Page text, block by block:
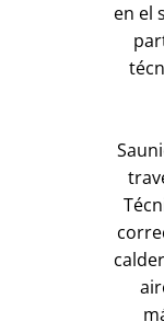
en el